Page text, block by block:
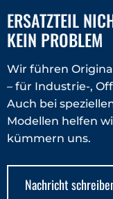
ERSATZTEIL
KEIN PROBLEM
Wir führen
– für Industrie-,
Auch bei
Modellen helfen
kümmern uns.
Nachricht